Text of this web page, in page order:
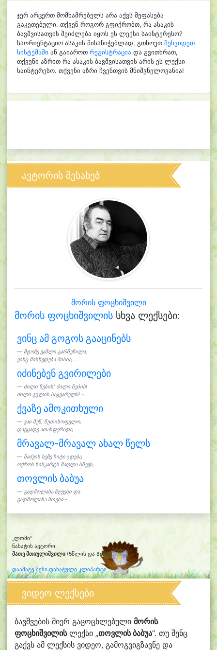
ჯერ არცერთ მომხამრებელს არა აქვს შეფასება
გაკეთებული. თქვენ როგორ გფიქრობთ, რა ასაკის
ბავშვისათვის შეიძლება იყოს ეს ლექსი საინტერესო?
საორიენტაციო ასაკის მისანიჭებლად, გთხოვთ შეხვიდეთ
სისტემაში ან გაიაროთ რეგისტრაცია და გვითხრათ,
თქვენი აზრით რა ასაკის ბავშვისათვის არის ეს ლექსი
საინტერესო. თქვენი აზრი ჩვენთვის მნიშვნელოვანია!
ავტორის შესახებ
მორის ფოცხიშვილი
მორის ფოცხიშვილის სხვა ლექსები:
ვინც ამ გოგოს გააცინებს
შტოზე ვაშლი გარჩენილა,
ვინც მისწვდება მისია,...
იძინებენ გვირილები
ძილი ნების! ძილი ნების!
ძილი გულის საყვარელს! -...
ქვაზე ამოკითხული
ვაი შენ, წუთისოფელო,
დაგცადე ათასფერადა, ...
მრავალ-მრავალ ახალ წელს
ნაძვის ხეზე ჩიტი ჯდება,
ოქროს ნისკარტს მაღლა სწევს,...
თოვლის ბაბუა
გადმოლახა ზღვები და
გადმოლახა მთები -...
„ლომი“
ნახატის ავტორი:
მათე მთიულიშვილი (5წლის და 8თვის)
დაამატე შენი დახატული კლიპარტი
ვიდეო ლექსები
ბავშვების მიერ გაცოცხლებული მორის
ფოცხიშვილისლექსი „თოვლის ბაბუა“. თუ შენც
გაქვს ამ ლექსის ვიდეო, გამოგვიგზავნე და